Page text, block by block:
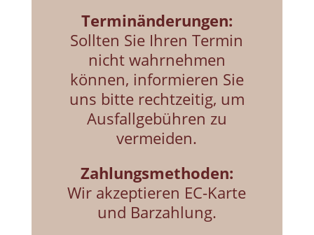
Terminänderungen:
Sollten Sie Ihren Termin
nicht wahrnehmen
können, informieren Sie
uns bitte rechtzeitig, um
Ausfallgebühren zu
vermeiden.
Zahlungsmethoden:
Wir akzeptieren EC-Karte
und Barzahlung.